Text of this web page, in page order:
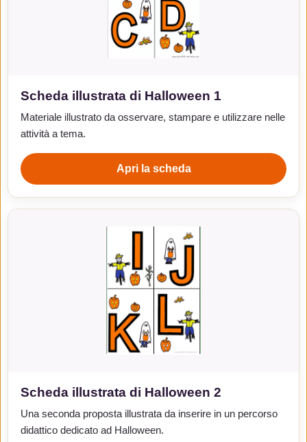
Scheda illustrata di Halloween 1
Materiale illustrato da osservare, stampare e utilizzare nelle
attività a tema.
Apri la scheda
Scheda illustrata di Halloween 2
Una seconda proposta illustrata da inserire in un percorso
didattico dedicato ad Halloween.